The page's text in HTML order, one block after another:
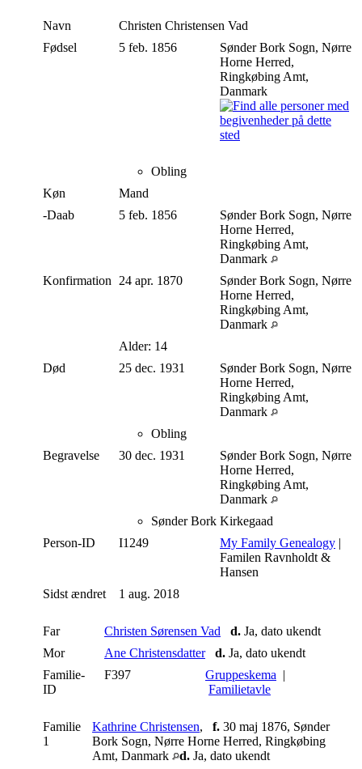
Navn Christen Christensen Vad
Fødsel
5 feb. 1856
Sønder Bork Sogn, Nørre
Horne Herred,
Ringkøbing Amt,
Danmark
Obling
Køn
Mand
-Daab
5 feb. 1856
Sønder Bork Sogn, Nørre
Horne Herred,
Ringkøbing Amt,
Danmark
Konfirmation
24 apr. 1870
Sønder Bork Sogn, Nørre
Horne Herred,
Ringkøbing Amt,
Danmark
Alder: 14
Død
25 dec. 1931
Sønder Bork Sogn, Nørre
Horne Herred,
Ringkøbing Amt,
Danmark
Obling
Begravelse
30 dec. 1931
Sønder Bork Sogn, Nørre
Horne Herred,
Ringkøbing Amt,
Danmark
Sønder Bork Kirkegaad
Person-ID
I1249 My Family Genealogy |
Familen Ravnholdt &
Hansen
Sidst ændret
1 aug. 2018
Far Christen Sørensen Vad d. Ja, dato ukendt
Mor
Ane Christensdatter d. Ja, dato ukendt
Familie-
ID
F397 Gruppeskema |
Familietavle
Familie
1
Kathrine Christensen, f. 30 maj 1876, Sønder
Bork Sogn, Nørre Horne Herred, Ringkøbing
Amt, Danmark
d. Ja, dato ukendt